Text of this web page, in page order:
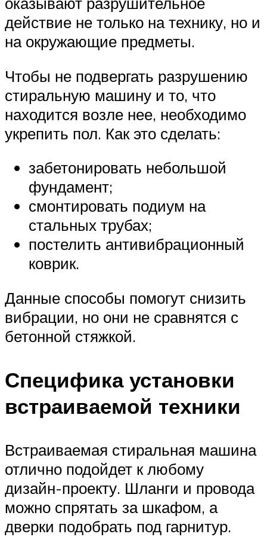
действие не только на технику, но и
на окружающие предметы.
Чтобы не подвергать разрушению
стиральную машину и то, что
находится возле нее, необходимо
укрепить пол. Как это сделать:
забетонировать небольшой
фундамент;
смонтировать подиум на
стальных трубах;
постелить антивибрационный
коврик.
Данные способы помогут снизить
вибрации, но они не сравнятся с
бетонной стяжкой.
Специфика установки
встраиваемой техники
Встраиваемая стиральная машина
отлично подойдет к любому
дизайн-проекту. Шланги и провода
можно спрятать за шкафом, а
дверки подобрать под гарнитур.